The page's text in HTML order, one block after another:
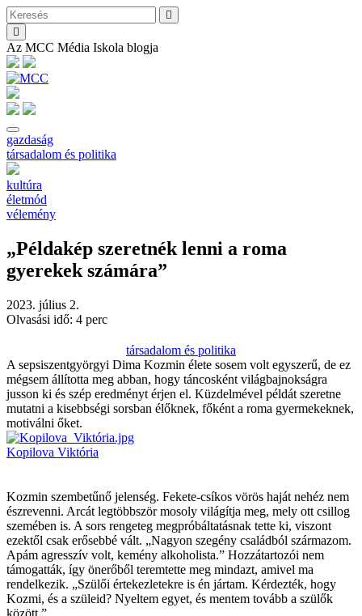
Az MCC Média Iskola blogja
gazdaság
társadalom és politika
kultúra
életmód
vélemény
„Példakép szeretnék lenni a roma
gyerekek számára”
2023. július 2.
Olvasási idő: 4 perc
társadalom és politika
A sepsiszentgyörgyi Dima Kozmin élete sosem volt egyszerű, de ez
mégsem állította meg abban, hogy táncosként világbajnokságra
jusson ki és szép eredményt érjen el. Küzdelmével példát szeretne
mutatni a kisebbségi sorsban élőknek, főként a roma gyermekeknek,
motiválni őket.
Kopilova Viktória
Kozmin szembetűnő jelenség. Fekete-csíkos vörös haját nehéz nem
észrevenni. Arcát legtöbbször mosoly világítja meg, mely ott csillog
szemében is. A sors rengeteg megpróbáltatásnak tette ki, viszont
ezektől csak erősebbé vált. „Nagyon szegény családból származom.
Apám agresszív volt, kemény alkoholista.” Hozzátartozói nem
támogatták, így önerőből teremtette meg mindazt, amivel ma
rendelkezik. „Szülői értekezletekre is én jártam. Kérdezték, hogy
Kozmi, és a szüleid? Nyeltem egyet, és mentem tovább a szülők
között.”